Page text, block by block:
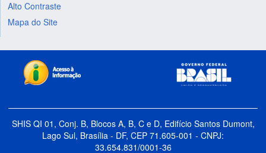
Alto Contraste
Mapa do Site
SHIS QI 01, Conj. B, Blocos A, B, C e D, Edifício Santos Dumont,
Lago Sul, Brasília - DF, CEP 71.605-001 - CNPJ:
33.654.831/0001-36